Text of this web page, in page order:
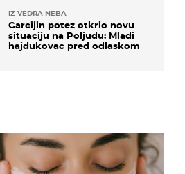
IZ VEDRA NEBA
Garcijin potez otkrio novu
situaciju na Poljudu: Mladi
hajdukovac pred odlaskom